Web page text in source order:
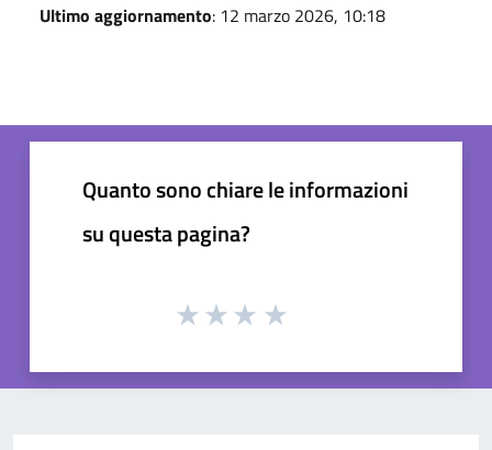
Ultimo aggiornamento: 12 marzo 2026, 10:18
Quanto sono chiare le informazioni
su questa pagina?